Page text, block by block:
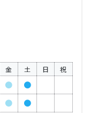
金 土 日 祝
●
●
● ●